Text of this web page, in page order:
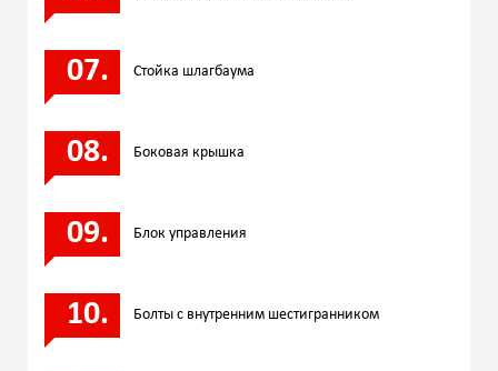
Стойка шлагбаума
Боковая крышка
Блок управления
Болты с внутренним шестигранником